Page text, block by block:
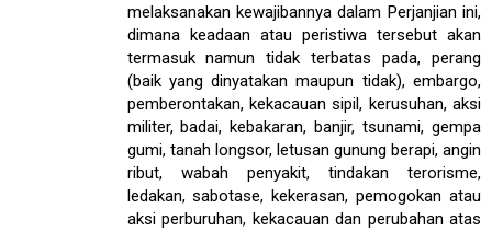
melaksanakan kewajibannya dalam Perjanjian ini,
dimana keadaan atau peristiwa tersebut akan
termasuk namun tidak terbatas pada, perang
(baik yang dinyatakan maupun tidak), embargo,
pemberontakan, kekacauan sipil, kerusuhan, aksi
militer, badai, kebakaran, banjir, tsunami, gempa
gumi, tanah longsor, letusan gunung berapi, angin
ribut, wabah penyakit, tindakan terorisme,
ledakan, sabotase, kekerasan, pemogokan atau
aksi perburuhan, kekacauan dan perubahan atas